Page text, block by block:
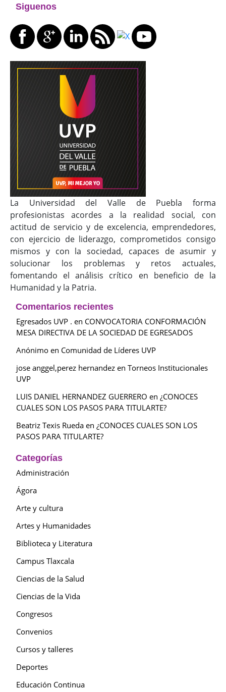
Siguenos
La Universidad del Valle de Puebla forma
profesionistas acordes a la realidad social, con
actitud de servicio y de excelencia, emprendedores,
con ejercicio de liderazgo, comprometidos consigo
mismos y con la sociedad, capaces de asumir y
solucionar los problemas y retos actuales,
fomentando el análisis crítico en beneficio de la
Humanidad y la Patria.
Comentarios recientes
Egresados UVP . en CONVOCATORIA CONFORMACIÓN
MESA DIRECTIVA DE LA SOCIEDAD DE EGRESADOS
Anónimo en Comunidad de Líderes UVP
jose anggel,perez hernandez en Torneos Institucionales
UVP
LUIS DANIEL HERNANDEZ GUERRERO en ¿CONOCES
CUALES SON LOS PASOS PARA TITULARTE?
Beatriz Texis Rueda en ¿CONOCES CUALES SON LOS
PASOS PARA TITULARTE?
Categorías
Administración
Ágora
Arte y cultura
Artes y Humanidades
Biblioteca y Literatura
Campus Tlaxcala
Ciencias de la Salud
Ciencias de la Vida
Congresos
Convenios
Cursos y talleres
Deportes
Educación Continua